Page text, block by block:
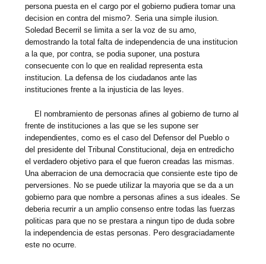
persona puesta en el cargo por el gobierno pudiera tomar una
decision en contra del mismo?. Seria una simple ilusion.
Soledad Becerril se limita a ser la voz de su amo,
demostrando la total falta de independencia de una institucion
a la que, por contra, se podia suponer, una postura
consecuente con lo que en realidad representa esta
institucion. La defensa de los ciudadanos ante las
instituciones frente a la injusticia de las leyes.
El nombramiento de personas afines al gobierno de turno al
frente de instituciones a las que se les supone ser
independientes, como es el caso del Defensor del Pueblo o
del presidente del Tribunal Constitucional, deja en entredicho
el verdadero objetivo para el que fueron creadas las mismas.
Una aberracion de una democracia que consiente este tipo de
perversiones. No se puede utilizar la mayoria que se da a un
gobierno para que nombre a personas afines a sus ideales. Se
deberia recurrir a un amplio consenso entre todas las fuerzas
politicas para que no se prestara a ningun tipo de duda sobre
la independencia de estas personas. Pero desgraciadamente
este no ocurre.